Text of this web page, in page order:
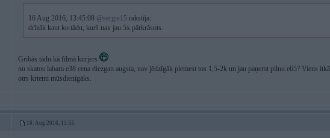
16 Aug 2016, 13:45:08 @sergis15 rakstīja:
drīzāk kaut ko tādu, kurš nav jau 5x pārkrāsots.
Gribās tādu kā filmā kurjers
nu skatos labam e38 cena diezgan augsta, nav jēdzīgāk piemest tos 1,5-2k un jau paņemt pilnu e65? Viens
otrs krietni mūsdienīgāks.
16. Aug 2016, 13:55